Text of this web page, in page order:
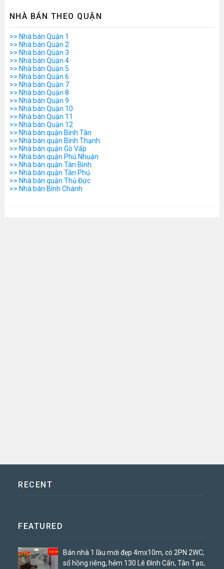
NHÀ BÁN THEO QUẬN
>> Nhà bán Quận 1
>> Nhà bán Quận 2
>> Nhà bán Quận 3
>> Nhà bán Quận 4
>> Nhà bán Quận 5
>> Nhà bán Quận 6
>> Nhà bán Quận 7
>> Nhà bán Quận 8
>> Nhà bán Quận 9
>> Nhà bán Quận 10
>> Nhà bán Quận 11
>> Nhà bán Quận 12
>> Nhà bán quận Bình Tân
>> Nhà bán quận Bình Thạnh
>> Nhà bán quận Gò Vấp
>> Nhà bán quận Phú Nhuận
>> Nhà bán quận Tân Bình
>> Nhà bán quận Tân Phú
>> Nhà bán quận Thủ Đức
>> Nhà bán Bình Chánh
RECENT
FEATURED
Bán nhà 1 lầu mới đẹp 4mx10m, có 2PN 2WC,
sổ hồng riêng, hẻm 130 Lê Đình Cẩn, Tân Tạo,